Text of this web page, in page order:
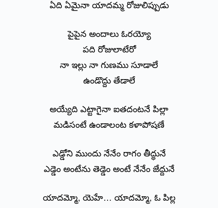
ఏది ఏమైనా యాదమ్మ రోజులిప్పుడు
పైపైన అందాలు ఓరయ్యో
పది రోజులాటేరో
నా ఇల్లు నా గుణము సూడాలే
ఉండొద్దు తేడాలే
అయ్యేది ఎట్టాగైనా ఐతదంటనే పిల్లా
మడిసంటే ఉండాలంట కళాపోషణే
ఎడ్డోని ముందు నేనేం రాగం తీద్ధునే
ఎడ్డెం అంటేను తెడ్డెం అంటే నేనేం జేద్దునే
యాదమ్మో, యెహే… యాదమ్మో, ఓ పిల్ల